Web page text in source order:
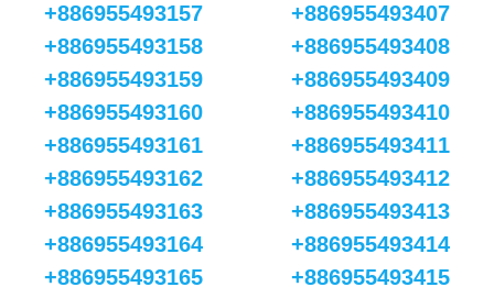
+886955493157
+886955493158
+886955493159
+886955493160
+886955493161
+886955493162
+886955493163
+886955493164
+886955493165
+886955493407
+886955493408
+886955493409
+886955493410
+886955493411
+886955493412
+886955493413
+886955493414
+886955493415